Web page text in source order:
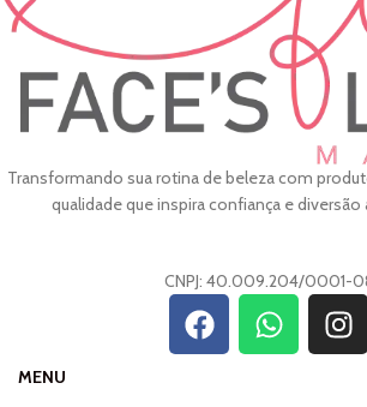
Transformando sua rotina de beleza com
qualidade que inspira confiança e diversão
CNPJ: 40.009.204/0001-
MENU